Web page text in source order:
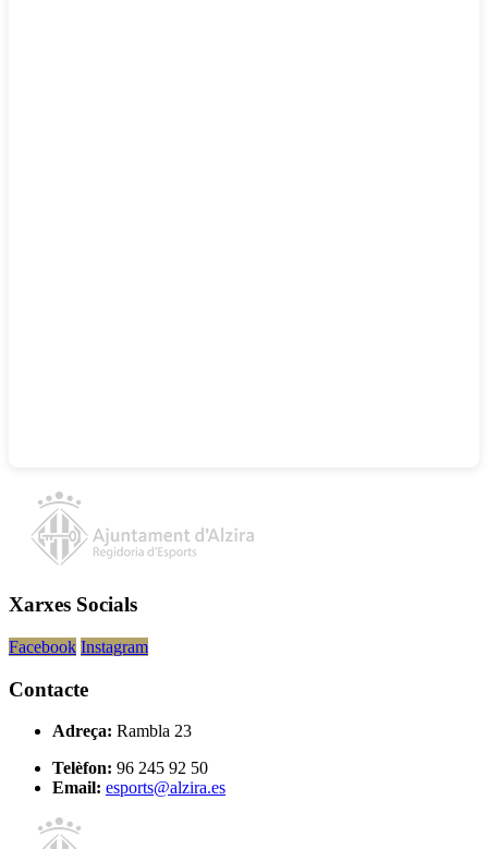
Xarxes Socials
Facebook Instagram
Contacte
Adreça: Rambla 23
Telèfon: 96 245 92 50
Email: esports@alzira.es